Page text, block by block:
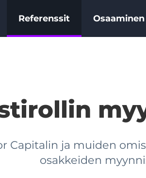
Referenssit Osaaminen
Capitalin ja muiden
osakkeiden